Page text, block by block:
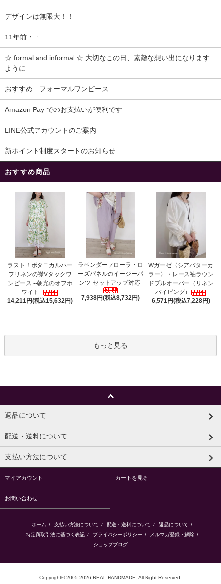
デザインは無限大！！
11年前・・
☆ formal and informal ☆ 大切なこの日、素敵な想い出になります
ように
おすすめ フォーマルワンピース
Amazon Pay でのお支払いが便利です
LINE公式アカウントのご案内
新ポイント制度スタートのお知らせ
おすすめ商品
ラスト！ボタニカルハー
フリネンの襟Vタックワ
ンピース --朝光のオフホ
ワイト--
14,211円(税込15,632円)
ラベンダーフローラ・ロ
ーズパネルのイージーパ
ンツ-セットアップ対応-
7,938円(税込8,732円)
Wガーゼ〈シアバターカ
ラー〉・レース袖ラウン
ドプルオーバー（リネン
パイピング）
6,571円(税込7,228円)
もっと見る
返品について
配送・送料について
支払い方法について
マイアカウント カートを見る
お問い合わせ
ホーム / 支払い方法について / 配送・送料について / 返品について /
特定商取引法に基づく表記 / プライバシーポリシー / メルマガ登録・解除 /
ショップブログ
Copyright© 2005-2026 REAL HANDMADE. All Right Reserved.